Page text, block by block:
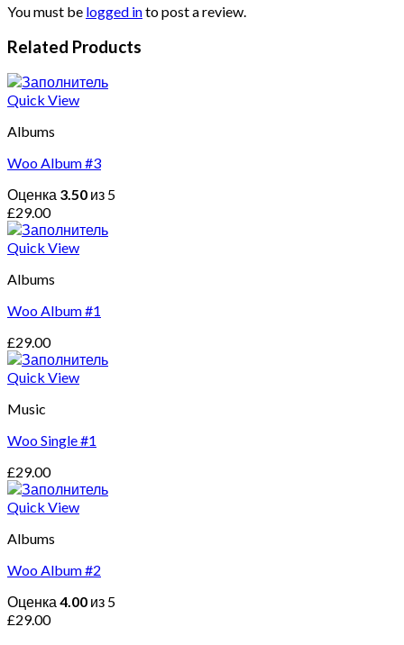
You must be logged into post a review.
Related Products
Quick View
Albums
Woo Album #3
Оценка 3.50 из 5
£29.00
Quick View
Albums
Woo Album #1
£29.00
Quick View
Music
Woo Single #1
£29.00
Quick View
Albums
Woo Album #2
Оценка 4.00 из 5
£29.00